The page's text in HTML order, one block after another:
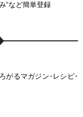
”など簡単登録
がるマガジン･レシピ･